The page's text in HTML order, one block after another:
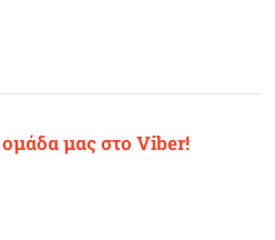
μας στο Viber!